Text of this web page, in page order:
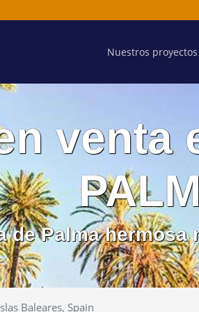
Nuestros proyectos
venta
de Palma